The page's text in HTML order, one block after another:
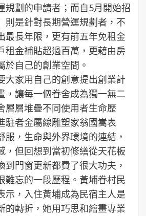
規劃的申請者；而自5月開始招
則是針對長期營運規劃者，不
最長年限，更有前五年免租金
租金補貼超過百萬，更藉由房
於自己的創業空間。
大家用自己的創意提出創業計
，讓每一個眷舍成為獨一無二
層層堆疊不同使用者生命歷
駐者金屬線雕塑家翁國嵩表
服，生命與外界環境的連結，
，但回想到當初修繕從天花板
到門窗更新都費了很大功夫，
難忘的一段歷程。黃埔眷村民
示，入住黃埔成為民宿主人是
的轉折，她用巧思和繪畫專業